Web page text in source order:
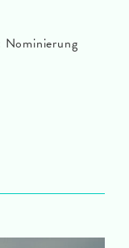
Nominierung